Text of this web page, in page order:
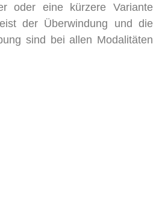
oder eine kürzere Variante
der Überwindung und die
sind bei allen Modalitäten